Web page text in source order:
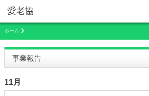
ホーム
事業報告
11月